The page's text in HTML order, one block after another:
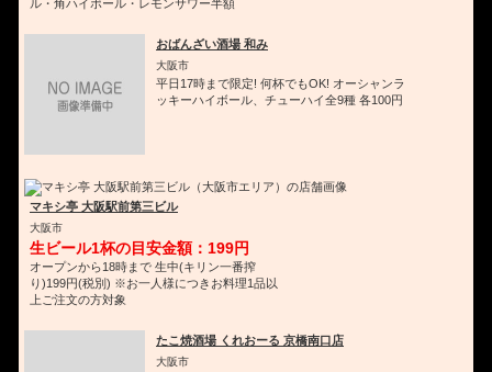
ル・角ハイボール・レモンサワー半額
おばんざい酒場 和み
大阪市
平日17時まで限定! 何杯でもOK! オーシャンラ
ッキーハイボール、チューハイ全9種 各100円
マキシ亭 大阪駅前第三ビル
大阪市
生ビール1杯の目安金額：199円
オープンから18時まで 生中(キリン一番搾
り)199円(税別) ※お一人様につきお料理1品以
上ご注文の方対象
たこ焼酒場 くれおーる 京橋南口店
大阪市